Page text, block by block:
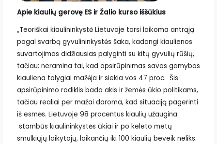
Apie kiaulių gerovę ES ir Žalio kurso iššūkius
„Teoriškai kiaulininkystė Lietuvoje tarsi laikoma antrąją
pagal svarbą gyvulininkystės šaka, kadangi kiaulienos
suvartojimas didžiausias palyginti su kitų gyvulių rūšių,
tačiau: neramina tai, kad apsirūpinimas savos gamybos
kiauliena tolygiai mažėja ir siekia vos 47 proc. Šis
apsirūpinimo rodiklis bado akis ir žemės ūkio politikams,
tačiau realiai per mažai daroma, kad situaciją pagerinti
iš esmės. Lietuvoje 98 procentus kiaulių užaugina
stambūs kiaulininkystės ūkiai ir po keleto metų
smulkiųjų laikytojų, laikančių iki 100 kiaulių beveik neliks.